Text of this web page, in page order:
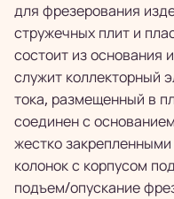
для фрезерования
стружечных плит и
состоит из основания
служит коллекторный
тока, размещенный в
соединен с
жестко
колонок с корпусом
подъем/опускание